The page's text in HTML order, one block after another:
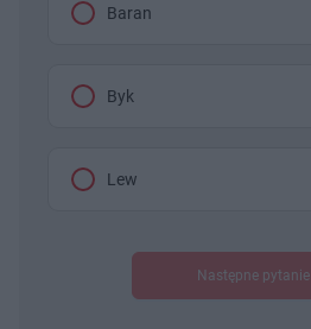
Baran
Byk
Lew
Następne pytanie